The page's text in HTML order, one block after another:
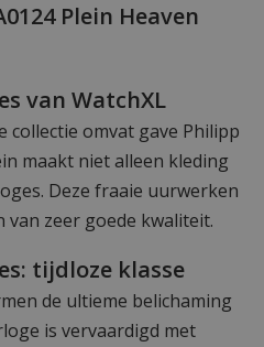
Plein Heaven
van WatchXL
collectie omvat gave Philipp
maakt niet alleen kleding
Deze fraaie uurwerken
zeer goede kwaliteit.
tijdloze klasse
de ultieme belichaming
is vervaardigd met